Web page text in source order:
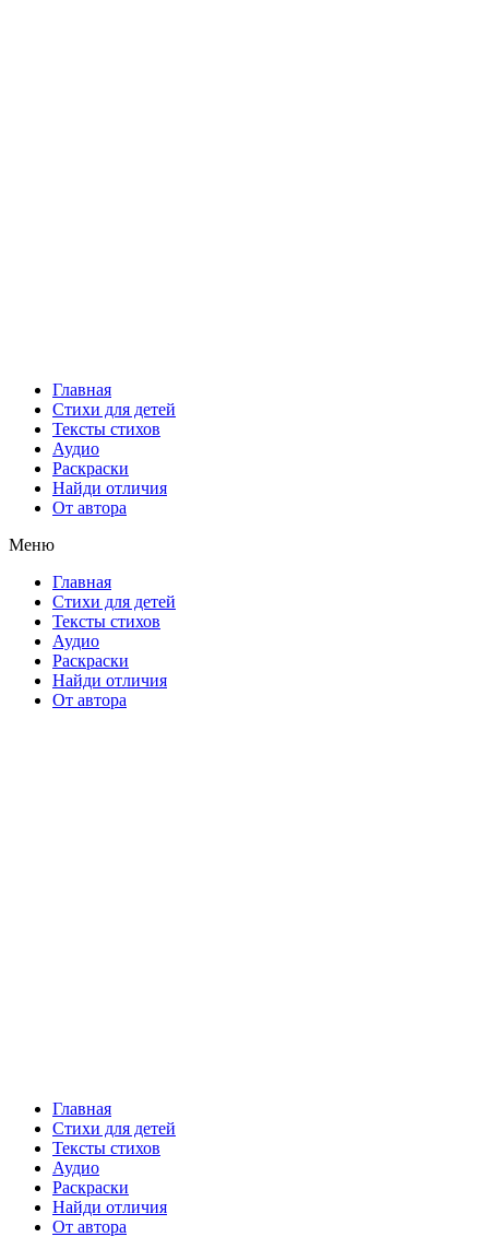
Главная
Стихи для детей
Тексты стихов
Аудио
Раскраски
Найди отличия
От автора
Меню
Главная
Стихи для детей
Тексты стихов
Аудио
Раскраски
Найди отличия
От автора
Главная
Стихи для детей
Тексты стихов
Аудио
Раскраски
Найди отличия
От автора